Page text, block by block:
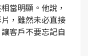
當明顯。他說，
，雖然未必直接
客戶不要忘記自